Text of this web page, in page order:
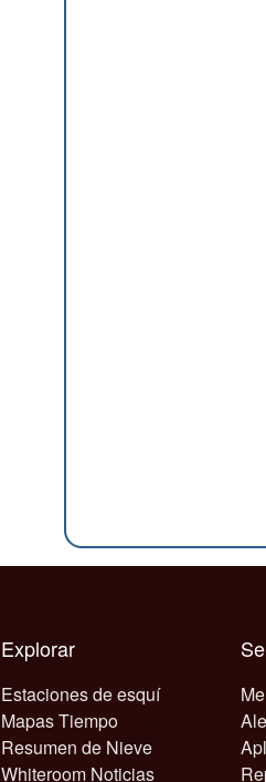
Explorar
Estaciones de esquí
Mapas Tiempo
Resumen de Nieve
Whiteroom Noticias